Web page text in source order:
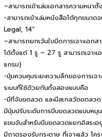
–สามารถเข้าเล่มเอกสารความหน
-สามารถเข้าเล่มหนังสือได้ทุกขนา
Legal, 14”
–สามารถยกเว้นใบมีดการเจาะเอกส
ได้ตั้งแต่ 1 รู – 27 รู สามารถเจาะ
แกรม)
-ปุ่มควบคุมระยะความลึกของการเจา
ระบบที่ใช้ด้วยกันทั้งสองแบบคือ
-มีที่จับขดลวด และมีสเกลวัดขดล
มีปุ่มปรับระดับการบีบขดลวดแบบหมุ
แขนจับสำหรับบีบขดลวดแยกอิสระอ
มีถาดรองรับกระดาษ ที่เจาะแล้ว โ